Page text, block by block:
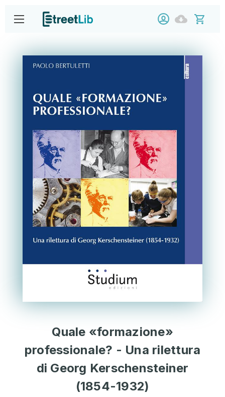
Quale «formazione»
professionale? - Una rilettura
di Georg Kerschensteiner
(1854-1932)